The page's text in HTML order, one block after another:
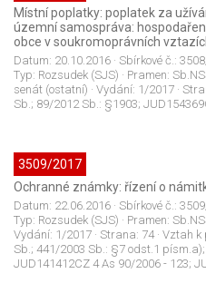
Místní poplatky: poplatek za
územní samospráva:
obce v soukromoprávních
Datum: 20.10.2016 · Sbírkové č.:
Typ: Rozsudek (SJS) · Pramen:
senát (ostatní) · Vydání: 1/2017 ·
Sb.; 89/2012 Sb.: §1903;
3509/2017
Ochranné známky: řízení o
Datum: 22.06.2016 · Sbírkové č.:
Typ: Rozsudek (SJS) · Pramen:
Vydání: 1/2017 · Strana: 74· Vztah k
Sb.; 441/2003 Sb.: §7 odst.1
JUD141412CZ 4 As 90/2006 - 123;